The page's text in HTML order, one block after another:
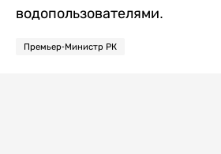
водопользователями.
Премьер-Министр РК